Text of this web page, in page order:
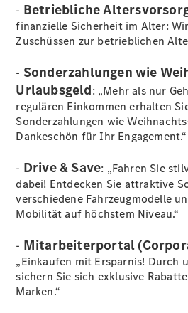
V-Klasse
Marco Polo
Limousinen
Der
CLA mit EQ-
Technologie
Der neue
CLA
Limousine -
elektrisch
EQS
- Betriebliche
finanzielle Sicherheit im Alter:
Zuschüssen zur betrieblichen
- Sonderzahlungen wie
Urlaubsgeld: „Mehr als nur
regulären Einkommen erhalten
Sonderzahlungen wie
Dankeschön für Ihr Engagement.“
- Drive & Save: „Fahren Sie
dabei! Entdecken Sie attraktive
verschiedene Fahrzeugmodelle
Mobilität auf höchstem Niveau.“
- Mitarbeiterportal
„Einkaufen mit Ersparnis! Durch
sichern Sie sich exklusive
Marken.“